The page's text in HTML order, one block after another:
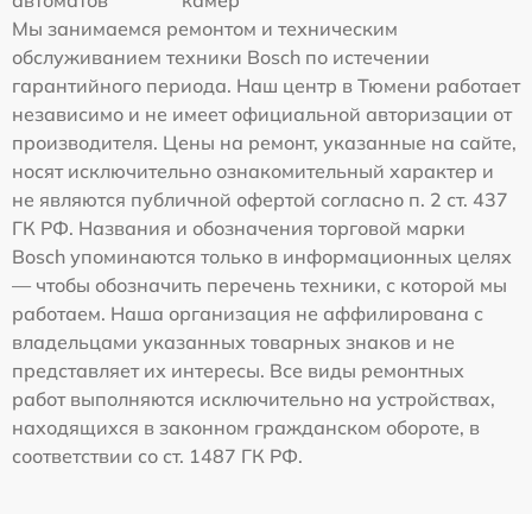
Мы занимаемся ремонтом и техническим
обслуживанием техники Bosch по истечении
гарантийного периода. Наш центр в Тюмени работает
независимо и не имеет официальной авторизации от
производителя. Цены на ремонт, указанные на сайте,
носят исключительно ознакомительный характер и
не являются публичной офертой согласно п. 2 ст. 437
ГК РФ. Названия и обозначения торговой марки
Bosch упоминаются только в информационных целях
— чтобы обозначить перечень техники, с которой мы
работаем. Наша организация не аффилирована с
владельцами указанных товарных знаков и не
представляет их интересы. Все виды ремонтных
работ выполняются исключительно на устройствах,
находящихся в законном гражданском обороте, в
соответствии со ст. 1487 ГК РФ.